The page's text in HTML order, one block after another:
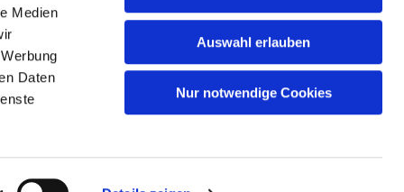
Medien
Daten
Auswahl erlauben
Nur notwendige Cookies